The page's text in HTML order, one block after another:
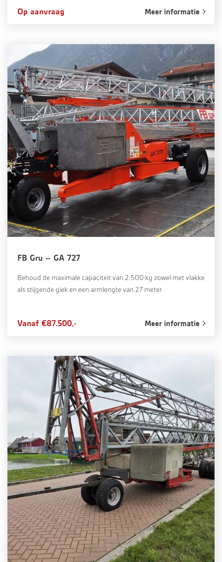
Op aanvraag Meer informatie
FB Gru – GA 727
Behoud de maximale capaciteit van 2.500 kg zowel met vlakke
als stijgende giek en een armlengte van 27 meter
Vanaf €87.500,- Meer informatie